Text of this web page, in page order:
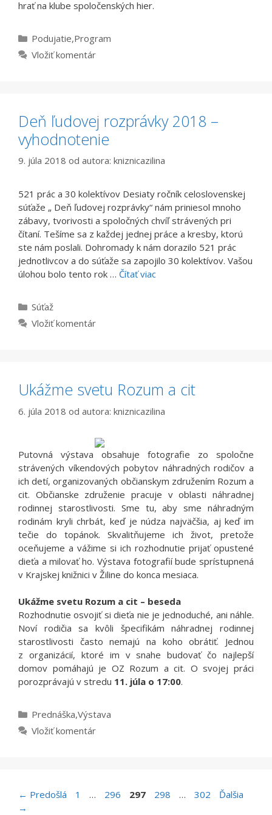
hrať na klube spoločenských hier.
Kategórie
Podujatie,Program
Vložiť komentár
Deň ľudovej rozprávky 2018 –
vyhodnotenie
9. júla 2018 od autora: kniznicazilina
521 prác a 30 kolektívov Desiaty ročník celoslovenskej
súťaže „ Deň ľudovej rozprávky“ nám priniesol mnoho
zábavy, tvorivosti a spoločných chvíľ strávených pri
čítaní. Tešíme sa z každej jednej práce a kresby, ktorú
ste nám poslali. Dohromady k nám dorazilo 521 prác
jednotlivcov a do súťaže sa zapojilo 30 kolektívov. Vašou
úlohou bolo tento rok … Čítať viac
Kategórie
Súťaž
Vložiť komentár
Ukážme svetu Rozum a cit
6. júla 2018 od autora: kniznicazilina
Putovná výstava obsahuje fotografie zo spoločne
strávených víkendových pobytov náhradných rodičov a
ich detí, organizovaných občianskym združením Rozum a
cit. Občianske združenie pracuje v oblasti náhradnej
rodinnej starostlivosti. Sme tu, aby sme náhradným
rodinám kryli chrbát, keď je núdza najväčšia, aj keď im
tečie do topánok. Skvalitňujeme ich život, pretože
oceňujeme a vážime si ich rozhodnutie prijať opustené
dieťa a milovať ho. Výstava fotografií bude sprístupnená
v Krajskej knižnici v Žiline do konca mesiaca.
Ukážme svetu Rozum a cit – beseda
Rozhodnutie osvojiť si dieťa nie je jednoduché, ani náhle.
Noví rodičia sa kvôli špecifikám náhradnej rodinnej
starostlivosti často nemajú na koho obrátiť. Jednou
z organizácií, ktoré im v snahe budovať čo najlepší
domov pomáhajú je OZ Rozum a cit. O svojej práci
porozprávajú v stredu 11. júla o 17:00.
Kategórie
Prednáška,Výstava
Vložiť komentár
← Predošlá Stránka
1 … Stránka
296 Stránka
297 Stránka
298 … Stránka
302
Ďalšia
→